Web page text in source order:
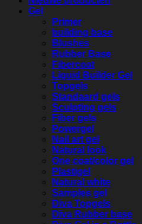
Gel
Primer
building base
Blushes
Rubber Base
Fibercoat
Liquid Builder Gel
Topgels
Standaard gels
Sculpting gels
Fiber gels
Powergel
Nail art gel
Natural look
One coat/color gel
Plastigel
Natural white
Samples gel
Diva Topgels
Diva Rubber base